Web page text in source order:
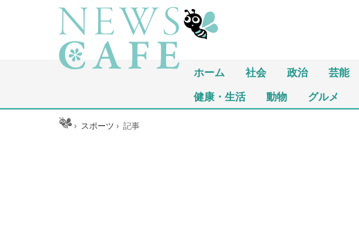
ホーム 社会 政治 芸能
健康・生活 動物 グルメ
ホーム › スポーツ ›記事